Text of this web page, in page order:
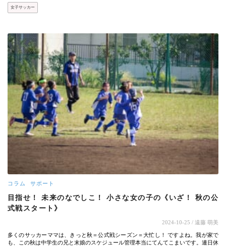
女子サッカー
コラム サポート
目指せ！ 未来のなでしこ！ 小さな女の子の《いざ！ 秋の公
式戦スタート》
2024-10-25 / 遠藤 萌美
多くのサッカーママは、きっと秋＝公式戦シーズン＝大忙し！ ですよね。我が家で
も、この秋は中学生の兄と末娘のスケジュール管理本当にてんてこまいです。連日休